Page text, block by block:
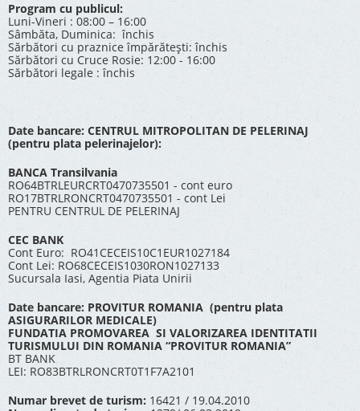
Program cu publicul:
Luni-Vineri : 08:00 – 16:00
Sâmbăta, Duminica: închis
Sărbători cu praznice împărătești: închis
Sărbători cu Cruce Rosie: 12:00 - 16:00
Sărbători legale : închis
Date bancare: CENTRUL MITROPOLITAN DE PELERINAJ
(pentru plata pelerinajelor):
BANCA Transilvania
RO64BTRLEURCRT0470735501 - cont euro
RO17BTRLRONCRT0470735501 - cont Lei
PENTRU CENTRUL DE PELERINAJ
CEC BANK
Cont Euro: RO41CECEIS10C1EUR1027184
Cont Lei: RO68CECEIS1030RON1027133
Sucursala Iasi, Agentia Piata Unirii
Date bancare: PROVITUR ROMANIA (pentru plata
ASIGURARILOR MEDICALE)
FUNDATIA PROMOVAREA SI VALORIZAREA IDENTITATII
TURISMULUI DIN ROMANIA “PROVITUR ROMANIA”
BT BANK
LEI: RO83BTRLRONCRT0T1F7A2101
Numar brevet de turism: 16421 / 19.04.2010